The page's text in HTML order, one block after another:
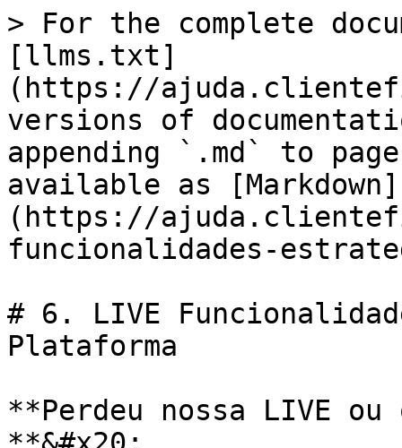
> For the complete
[llms.txt]
(https://
versions of
appending `.md` to
available as [Markdown]
(https://
funcionalidades-
# 6. LIVE
Plataforma
**Perdeu nossa LIVE